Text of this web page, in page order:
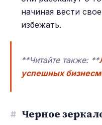
начиная вести
избежать.
**Читайте также: **
успешных
# Черное